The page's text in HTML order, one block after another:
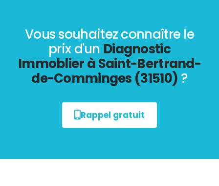
Vous souhaitez connaître le
prix d'un Diagnostic
Immoblier à Saint-Bertrand-
de-Comminges (31510) ?
Rappel gratuit